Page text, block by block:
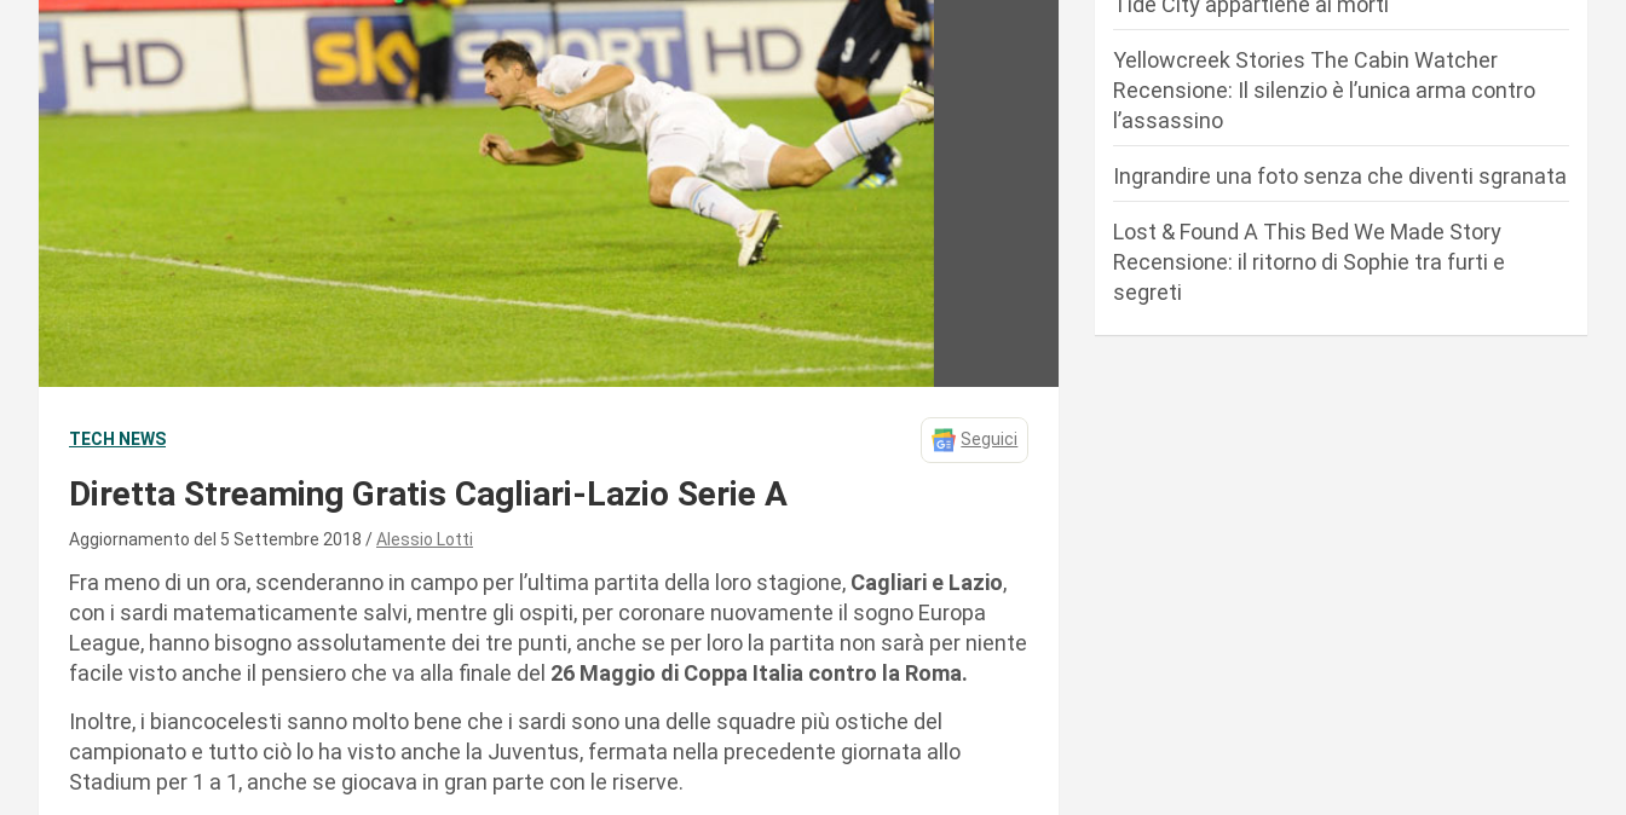
TECH NEWS Seguici
Diretta Streaming Gratis Cagliari-Lazio Serie A
Aggiornamento del 5 Settembre 2018 Alessio Lotti
Fra meno di un ora, scenderanno in campo per l’ultima partita della loro stagione, Cagliari e Lazio,
con i sardi matematicamente salvi, mentre gli ospiti, per coronare nuovamente il sogno Europa
League, hanno bisogno assolutamente dei tre punti, anche se per loro la partita non sarà per niente
facile visto anche il pensiero che va alla finale del 26 Maggio di Coppa Italia contro la Roma.
Inoltre, i biancocelesti sanno molto bene che i sardi sono una delle squadre più ostiche del
campionato e tutto ciò lo ha visto anche la Juventus, fermata nella precedente giornata allo
Stadium per 1 a 1, anche se giocava in gran parte con le riserve.
Yellowcreek Stories The Cabin Watcher
Recensione: Il silenzio è l’unica arma contro
l’assassino
Ingrandire una foto senza che diventi sgranata
Lost & Found A This Bed We Made Story
Recensione: il ritorno di Sophie tra furti e
segreti